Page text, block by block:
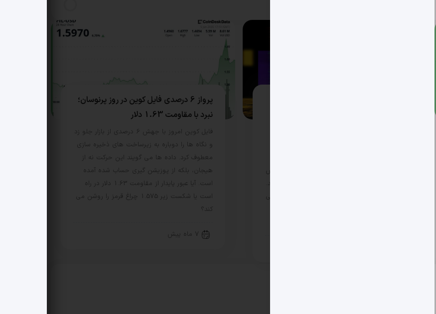
همزمان سهام شرکت های مرتبط با کریپتو سبزپوش
با این حال تحلیلگران از ریسک های سیاستی و فنی
پرواز 6 درصدی فایل کوین در روز پرنوسان؛
نبرد با مقاومت 1.63 دلار
فایل کوین امروز با جهش 6 درصدی از بازار جلو زد
و نگاه ها را دوباره به زیرساخت های ذخیره سازی
معطوف کرد. داده ها می گویند این حرکت نه از
هیجان، بلکه از پوزیشن گیری حساب شده آمده
است. آیا عبور پایدار از مقاومت 1.63 دلار در راه
است یا شکست زیر 1.575 چراغ قرمز را روشن می
کند؟
7 ماه پیش